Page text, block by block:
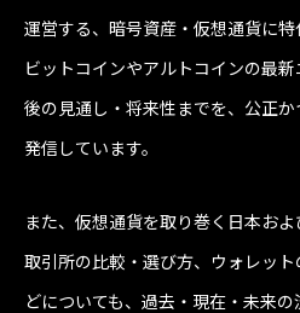
運営する、暗号資産・仮想通貨に特
ビットコインやアルトコインの最
後の見通し・将来性までを、公正
発信しています。
また、仮想通貨を取り巻く日本お
取引所の比較・選び方、ウォレッ
どについても、過去・現在・未来の